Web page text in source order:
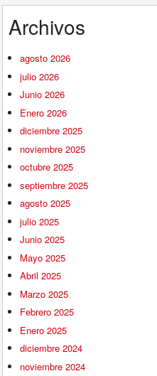
Archivos
agosto 2026
julio 2026
Junio 2026
Enero 2026
diciembre 2025
noviembre 2025
octubre 2025
septiembre 2025
agosto 2025
julio 2025
Junio 2025
Mayo 2025
Abril 2025
Marzo 2025
Febrero 2025
Enero 2025
diciembre 2024
noviembre 2024